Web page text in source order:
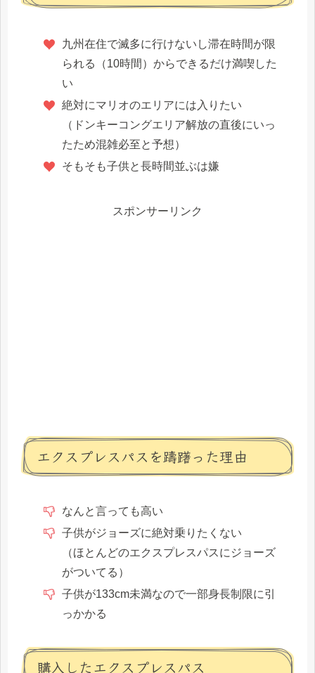
九州在住で滅多に行けないし滞在時間が限
られる（10時間）からできるだけ満喫した
い
絶対にマリオのエリアには入りたい
（ドンキーコングエリア解放の直後にいっ
たため混雑必至と予想）
そもそも子供と長時間並ぶは嫌
スポンサーリンク
エクスプレスパスを躊躇った理由
なんと言っても高い
子供がジョーズに絶対乗りたくない
（ほとんどのエクスプレスパスにジョーズ
がついてる）
子供が133cm未満なので一部身長制限に引
っかかる
購入したエクスプレスパス